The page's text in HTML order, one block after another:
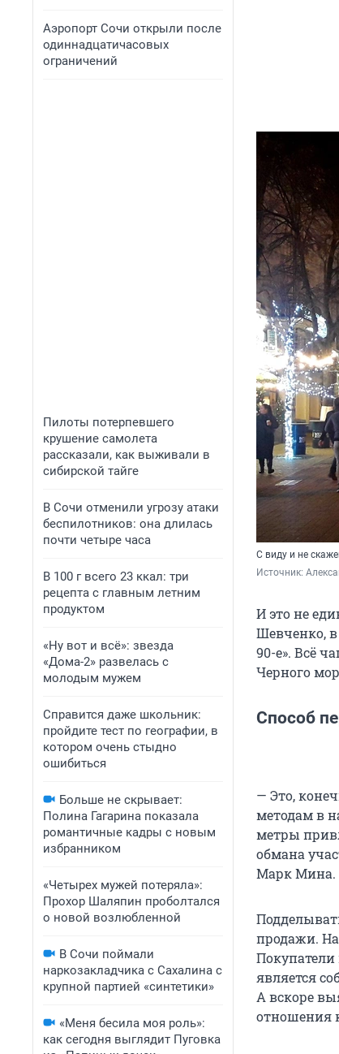
Аэропорт Сочи открыли после
одиннадцатичасовых
ограничений
Пилоты потерпевшего
крушение самолета
рассказали, как выживали в
сибирской тайге
В Сочи отменили угрозу атаки
беспилотников: она длилась
почти четыре часа
В 100 г всего 23 ккал: три
рецепта с главным летним
продуктом
«Ну вот и всё»: звезда
«Дома-2» развелась с
молодым мужем
Справится даже школьник:
пройдите тест по географии, в
котором очень стыдно
ошибиться
Больше не скрывает:
Полина Гагарина показала
романтичные кадры с новым
избранником
«Четырех мужей потеряла»:
Прохор Шаляпин проболтался
о новой возлюбленной
В Сочи поймали
наркозакладчика с Сахалина с
крупной партией «синтетики»
«Меня бесила моя роль»:
как сегодня выглядит Пуговка
С виду и не
Источник:
И это не
Шевченко,
90-е». Всё
Черного
Способ
— Это,
методам в
метры
обмана
Марк Мина.
продажи. На
является
А вскоре
отношения